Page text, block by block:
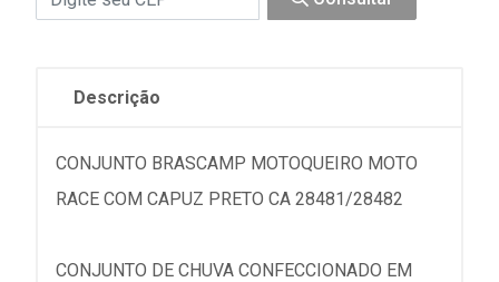
Descrição
CONJUNTO BRASCAMP MOTOQUEIRO MOTO
RACE COM CAPUZ PRETO CA 28481/28482
CONJUNTO DE CHUVA CONFECCIONADO EM